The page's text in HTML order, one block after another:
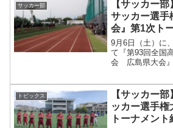
サッカー部
【サッカー
サッカー選
会』第1次ト
9月6日（土）に
て『第93回全国
会 広島県大会
戦が行われまし
す。＜第93回全
会 広島県大会
本校サブグラウ
トピックス
【サッカー
ッカー選手権
トーナメント